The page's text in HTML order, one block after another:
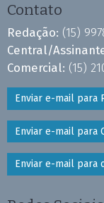
Contato
Redação: (15)
Central/
Comercial: (15)
Enviar e-mail para
Enviar e-mail para
Enviar e-mail para